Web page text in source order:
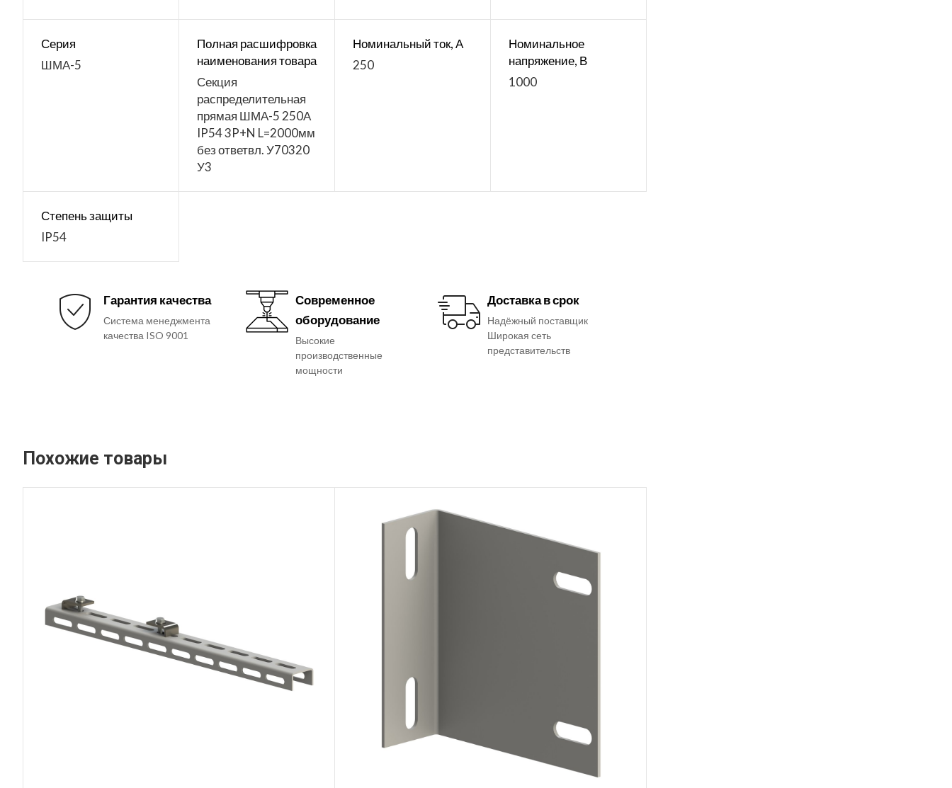
Серия
ШМА-5
Полная расшифровка
наименования товара
Секция
распределительная
прямая ШМА-5 250А
IP54 3P+N L=2000мм
без ответвл. У70320
У3
Номинальный ток, А
250
Номинальное
напряжение, В
1000
Степень защиты
IP54
Гарантия качества
Система менеджмента
качества ISO 9001
Современное
оборудование
Высокие
производственные
мощности
Доставка в срок
Надёжный поставщик
Широкая сеть
представительств
Похожие товары